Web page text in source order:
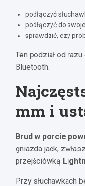
podłączyć
podłączyć do
sprawdzić, czy
Ten podział od
Bluetooth.
mm i
Brud w porcie
gniazda jack,
przejściówką
Przy słuchawkach